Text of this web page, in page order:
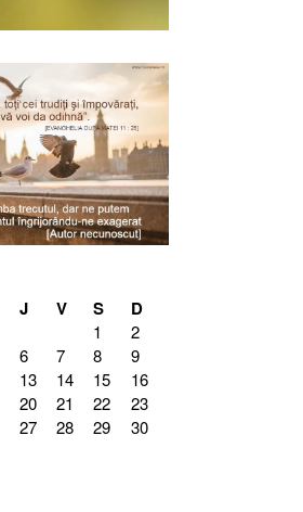
J V S D
1
2
6 7 8
9
13 14 15
16
20 21 22
23
27 28 29
30